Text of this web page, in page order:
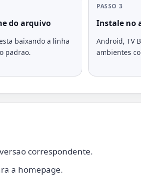
do arquivo
baixando a linha
padrao.
PASSO 3
Instale no
Android, TV
ambientes
correspondente.
a homepage.